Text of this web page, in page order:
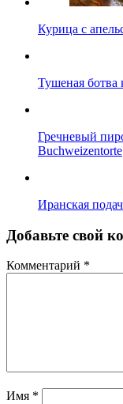
Курица с
Тушеная ботва
Гречневый
Buchweizentorte
Иранcкая
Добавьте свой
Комментарий *
Имя *